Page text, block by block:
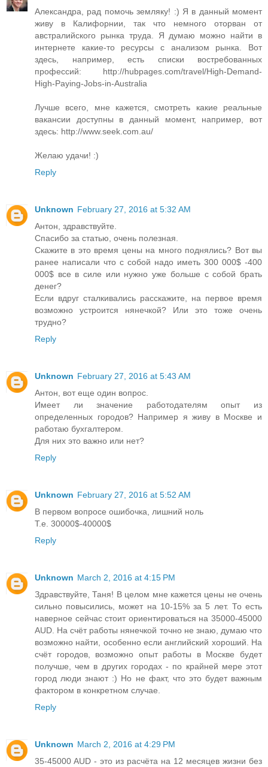
Александра, рад помочь земляку! :) Я в данный момент
живу в Калифорнии, так что немного оторван от
австралийского рынка труда. Я думаю можно найти в
интернете какие-то ресурсы с анализом рынка. Вот
здесь, например, есть списки востребованных
профессий: http://hubpages.com/travel/High-Demand-
High-Paying-Jobs-in-Australia
Лучше всего, мне кажется, смотреть какие реальные
вакансии доступны в данный момент, например, вот
здесь: http://www.seek.com.au/
Желаю удачи! :)
Reply
Unknown February 27, 2016 at 5:32 AM
Антон, здравствуйте.
Спасибо за статью, очень полезная.
Скажите в это время цены на много поднялись? Вот вы
ранее написали что с собой надо иметь 300 000$ -400
000$ все в силе или нужно уже больше с собой брать
денег?
Если вдруг сталкивались расскажите, на первое время
возможно устроится нянечкой? Или это тоже очень
трудно?
Reply
Unknown February 27, 2016 at 5:43 AM
Антон, вот еще один вопрос.
Имеет ли значение работодателям опыт из
определенных городов? Например я живу в Москве и
работаю бухгалтером.
Для них это важно или нет?
Reply
Unknown February 27, 2016 at 5:52 AM
В первом вопросе ошибочка, лишний ноль
Т.е. 30000$-40000$
Reply
Unknown March 2, 2016 at 4:15 PM
Здравствуйте, Таня! В целом мне кажется цены не очень
сильно повысились, может на 10-15% за 5 лет. То есть
наверное сейчас стоит ориентироваться на 35000-45000
AUD. На счёт работы нянечкой точно не знаю, думаю что
возможно найти, особенно если английский хороший. На
счёт городов, возможно опыт работы в Москве будет
получше, чем в других городах - по крайней мере этот
город люди знают :) Но не факт, что это будет важным
фактором в конкретном случае.
Reply
Unknown March 2, 2016 at 4:29 PM
35-45000 AUD - это из расчёта на 12 месяцев жизни без